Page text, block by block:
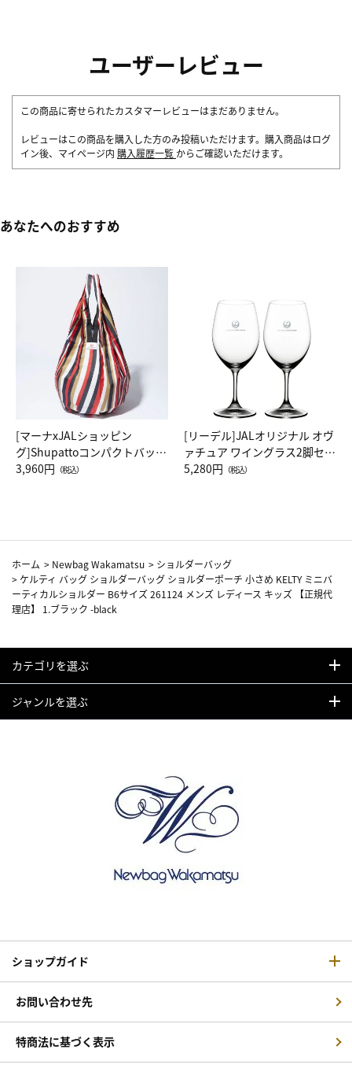
ユーザーレビュー
この商品に寄せられたカスタマーレビューはまだありません。
レビューはこの商品を購入した方のみ投稿いただけます。購入商品はログ
イン後、マイページ内 購入履歴一覧 からご確認いただけます。
あなたへのおすすめ
[マーナxJALショッピン
グ]Shupattoコンパクトバッグ
Drop JAL客室乗務員（LC）ス
3,960円 （税込）
[リーデル]JALオリジナル オヴ
ァチュア ワイングラス2脚セッ
ト（レッドワイン）
5,280円 （税込）
ホーム > Newbag Wakamatsu > ショルダーバッグ
> ケルティ バッグ ショルダーバッグ ショルダーポーチ 小さめ KELTY ミニバ
ーティカルショルダー B6サイズ 261124 メンズ レディース キッズ 【正規代
理店】 1.ブラック -black
カテゴリを選ぶ
ジャンルを選ぶ
ショップガイド
お問い合わせ先
特商法に基づく表示